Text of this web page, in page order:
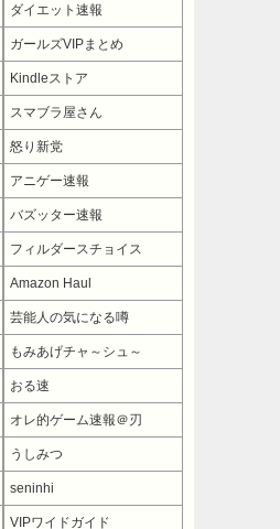
ダイエット速報
ガールズVIPまとめ
Kindleストア
スマブラ屋さん
怒り新党
アニゲー速報
バズッター速報
フィルダースチョイス
Amazon Haul
芸能人の気になる噂
もみあげチャ～シュ～
おる速
オレ的ゲーム速報＠刃
うしみつ
999円
seninhi
VIPワイドガイド